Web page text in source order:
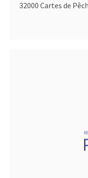
32000 Cartes de